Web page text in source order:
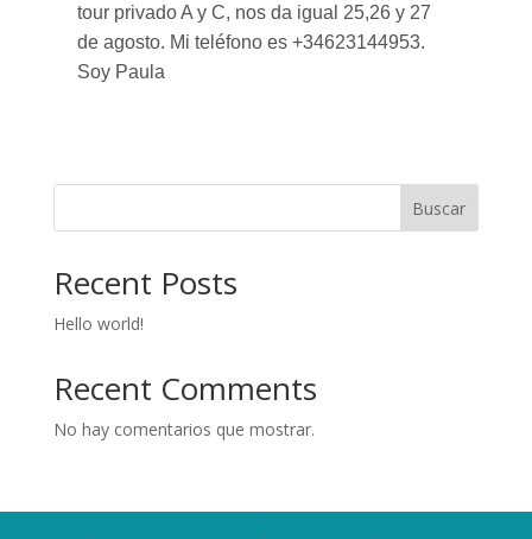
tour privado A y C, nos da igual 25,26 y 27
de agosto. Mi teléfono es +34623144953.
Soy Paula
Buscar
Recent Posts
Hello world!
Recent Comments
No hay comentarios que mostrar.